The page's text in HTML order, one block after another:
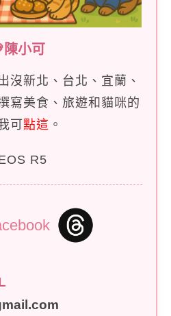
陳小可
沒新北、台北、宜蘭、
寫美食、旅遊和貓咪的
可點這 。
R5